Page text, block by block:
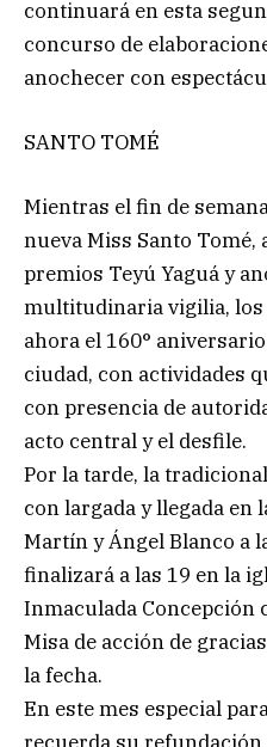
continuará en esta
concurso de
anochecer con
SANTO TOMÉ
Mientras el fin de
nueva Miss Santo Tomé,
premios Teyú Yaguá y
multitudinaria vigilia,
ahora el 160°
ciudad, con actividades
con presencia de
acto central y el desfile.
Por la tarde, la
con largada y llegada en
Martín y Ángel Blanco a
finalizará a las 19 en la
Inmaculada Concepción
Misa de acción de
la fecha.
En este mes especial